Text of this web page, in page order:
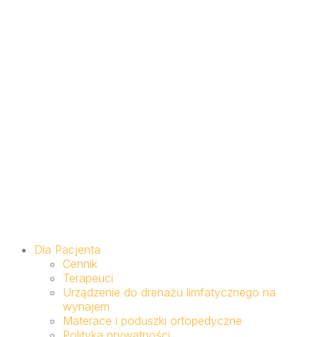
Dla Pacjenta
Cennik
Terapeuci
Urządzenie do drenażu limfatycznego na
wynajem
Materace i poduszki ortopedyczne